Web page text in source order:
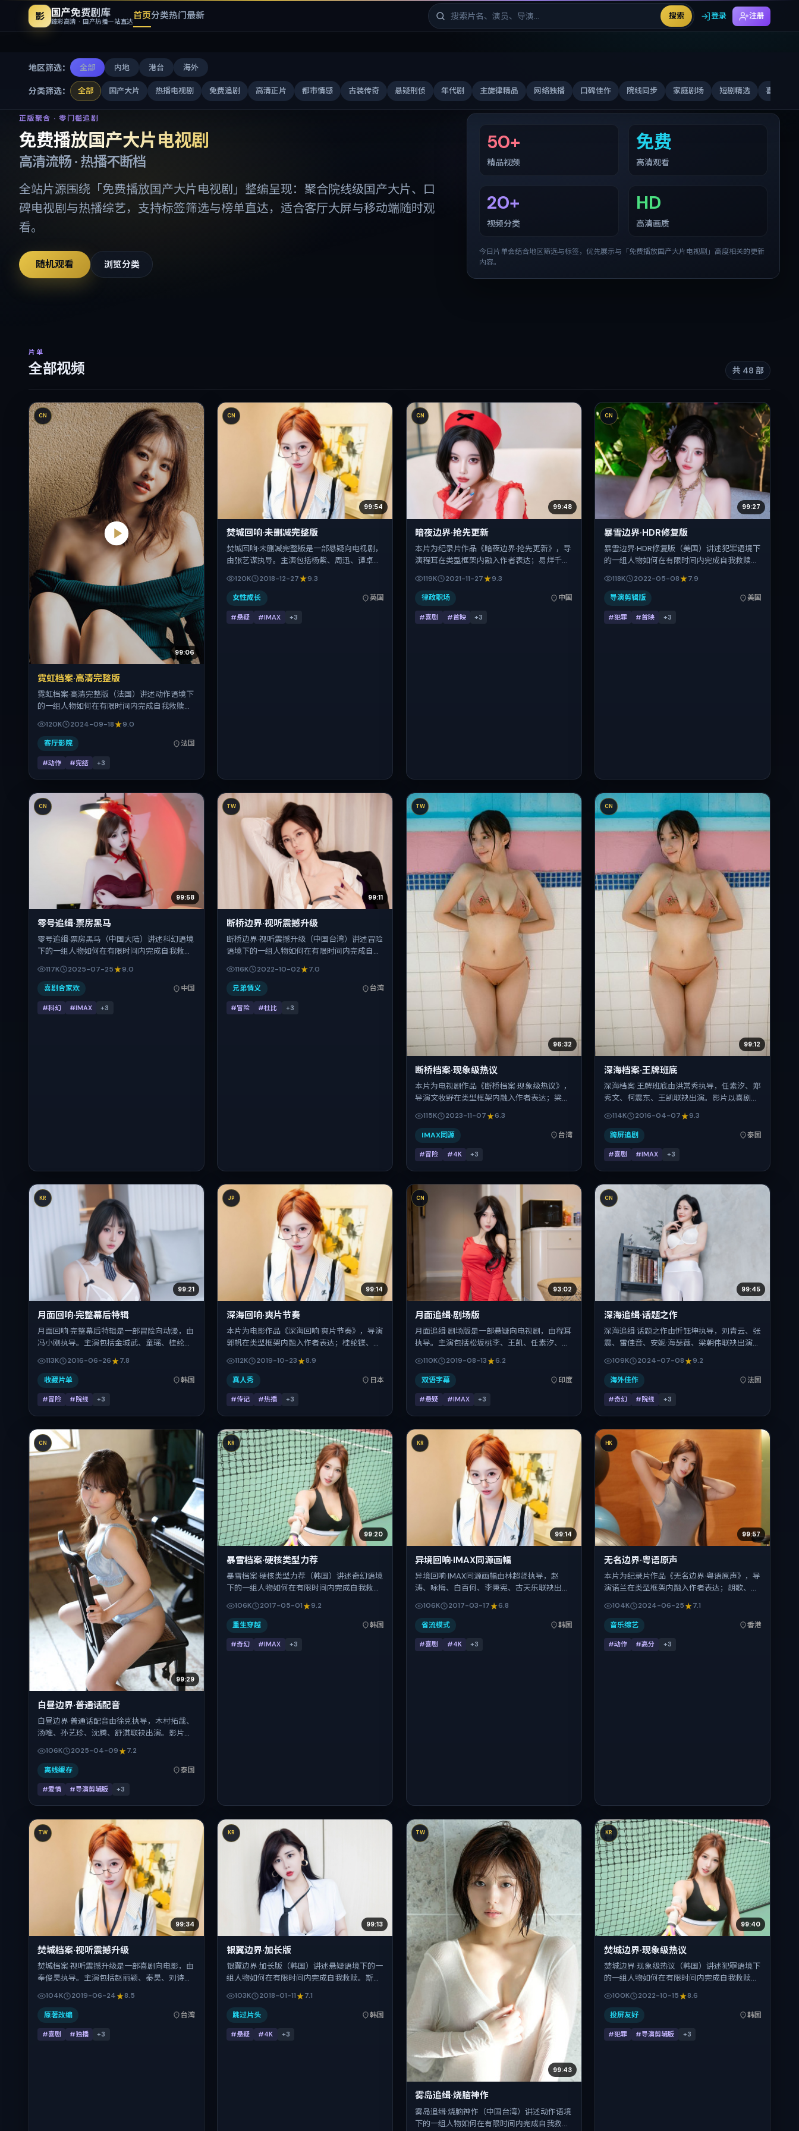
影 国产免费剧库
臻彩高清 · 国产热播一站直达
首页分类热门最新 搜索 登录 注册
地区筛选： 全部 内地 港台 海外
分类筛选： 全部 国产大片 热播电视剧 免费追剧 高清正片 都市情感 古装传奇 悬疑刑侦 年代剧 主旋律精品 网络独播 口碑佳作 院线同步 家庭剧场 短剧精选 喜剧合家
免费播放国产大片电视剧-国产免费剧库
正版聚合 · 零门槛追剧
免费播放国产大片电视剧
高清流畅 · 热播不断档
全站片源围绕「免费播放国产大片电视剧 」整编呈现：聚合院线级国产大片、口
碑电视剧与热播综艺，支持标签筛选与榜单直达，适合客厅大屏与移动端随时观
看。
随机观看 浏览分类
50+
精品视频
免费
高清观看
20+
视频分类
HD
高清画质
今日片单会结合地区筛选与标签，优先展示与「免费播放国产大片电视剧 」高度相关的更新
内容。
片单
全部视频 共 48 部
CN
99:06
霓虹档案·高清完整版
霓虹档案·高清完整版（法国）讲述动作语境下
的一组人物如何在有限时间内完成自我救赎。
云、易烊千玺、沈腾的表演层次丰富。影片定
于 2024-09-18 起陆续登陆院线与网络平台，
120K 2024-09-18 9.0
客厅影院 法国
#动作 #完结 +3
CN
99:54
焚城回响·未删减完整版
焚城回响·未删减完整版是一部悬疑向电视剧，
由张艺谋执导。主演包括杨紫、周迅、谭卓、
年贺岁档前后与观众见面，首映日期 2018-
12-27，正片时长139分钟。
120K 2018-12-27 9.3
女性成长 英国
#悬疑 #IMAX +3
CN
99:48
暗夜边界·抢先更新
本片为纪录片作品《暗夜边界·抢先更新》，导
演程耳在类型框架内融入作者表达；易烊千
片中承担多重关系线。故事类型为喜剧，主拍
摄地与出品背景为中国大陆。上映时间 2021
123分钟，节奏张弛有度。
119K 2021-11-27 9.3
律政职场 中国
#喜剧 #首映 +3
CN
99:27
暴雪边界·HDR修复版
暴雪边界·HDR修复版（美国）讲述犯罪语境下
的一组人物如何在有限时间内完成自我救赎。
全智贤、宋佳、易烊千玺、古天乐的表演层次
丰富。影片定于 2022-05-08 起陆续登陆院
118K 2022-05-08 7.9
导演剪辑版 美国
#犯罪 #首映 +3
CN
99:58
零号追缉·票房黑马
零号追缉·票房黑马（中国大陆）讲述科幻语境
下的一组人物如何在有限时间内完成自我救
哈迪、马修·麦康纳、倪妮的表演层次丰富。影
片定于 2025-07-25 起陆续登陆院线与网络
117K 2025-07-25 9.0
喜剧合家欢 中国
#科幻 #IMAX +3
TW
99:11
断桥边界·视听震撼升级
断桥边界·视听震撼升级（中国台湾）讲述冒险
语境下的一组人物如何在有限时间内完成自我
紫、周迅、齐溪、马修·麦康纳的表演层次丰
富。影片定于 2022-10-02 起陆续登陆院线与
116K 2022-10-02 7.0
兄弟情义 台湾
#冒险 #杜比 +3
TW
96:32
断桥档案·现象级热议
本片为电视剧作品《断桥档案·现象级热议》，
导演文牧野在类型框架内融入作者表达；梁朝
关系线。故事类型为冒险，主拍摄地与出品背
景为中国台湾。上映时间 2023年11月7日（公
张弛有度。
115K 2023-11-07 6.3
IMAX同源 台湾
#冒险 #4K +3
CN
99:12
深海档案·王牌班底
深海档案·王牌班底由洪常秀执导，任素汐、郑
秀文、柯震东、王凯联袂出演。影片以喜剧为
现实肌理推进人物抉择与反转。2016年4月7
日于泰国首映（春季档），片长175分钟，适
114K 2016-04-07 9.3
跨屏追剧 泰国
#喜剧 #IMAX +3
KR
99:21
月面回响·完整幕后特辑
月面回响·完整幕后特辑是一部冒险向动漫，由
冯小刚执导。主演包括金城武、童瑶、桂纶
与发行，2016年暑期档与观众见面，首映日期
2016-06-26，正片时长145分钟。
113K 2016-06-26 7.8
收藏片单 韩国
#冒险 #院线 +3
JP
99:14
深海回响·爽片节奏
本片为电影作品《深海回响·爽片节奏》，导演
郭帆在类型框架内融入作者表达；桂纶镁、汤
在片中承担多重关系线。故事类型为传记，主
拍摄地与出品背景为日本。上映时间 2019年
141分钟，节奏张弛有度。
112K 2019-10-23 8.9
真人秀 日本
#传记 #热播 +3
CN
93:02
月面追缉·剧场版
月面追缉·剧场版是一部悬疑向电视剧，由程耳
执导。主演包括松坂桃李、王凯、任素汐、全
期档与观众见面，首映日期 2019-08-13，正
片时长93分钟。
110K 2019-08-13 6.2
双语字幕 印度
#悬疑 #IMAX +3
CN
99:45
深海追缉·话题之作
深海追缉·话题之作由忻钰坤执导，刘青云、张
震、雷佳音、安妮·海瑟薇、梁朝伟联袂出演。
借跨文化视角下的群像碰撞推进人物抉择与反
转。2024年7月8日于法国首映（暑期档），
观众。
109K 2024-07-08 9.2
海外佳作 法国
#奇幻 #院线 +3
CN
99:29
白昼边界·普通话配音
白昼边界·普通话配音由徐克执导，木村拓哉、
汤唯、孙艺珍、沈腾、舒淇联袂出演。影片以
中国的现实肌理推进人物抉择与反转。2025
年4月9日于泰国首映（春季档），片长137分
106K 2025-04-09 7.2
离线缓存 泰国
#爱情 #导演剪辑版 +3
KR
99:20
暴雪档案·硬核类型力荐
暴雪档案·硬核类型力荐（韩国）讲述奇幻语境
下的一组人物如何在有限时间内完成自我救
东、胡歌、倪妮、吴京、小松菜奈、郑秀文的
表演层次丰富。影片定于 2017-05-01 起陆续
分钟。
106K 2017-05-01 9.2
重生穿越 韩国
#奇幻 #IMAX +3
KR
99:14
异境回响·IMAX同源画幅
异境回响·IMAX同源画幅由林超贤执导，赵
涛、咏梅、白百何、李秉宪、古天乐联袂出
国，借东亚都市与邻里的张力推进人物抉择与
反转。2017年3月17日于韩国首映（春节档前
表演的观众。
106K 2017-03-17 6.8
省流模式 韩国
#喜剧 #4K +3
HK
99:57
无名边界·粤语原声
本片为纪录片作品《无名边界·粤语原声》，导
演诺兰在类型框架内融入作者表达；胡歌、热
多重关系线。故事类型为动作，主拍摄地与出
品背景为中国香港。上映时间 2024年6月25
钟，节奏张弛有度。
104K 2024-06-25 7.1
音乐综艺 香港
#动作 #高分 +3
TW
99:34
焚城档案·视听震撼升级
焚城档案·视听震撼升级是一部喜剧向电影，由
奉俊昊执导。主演包括赵丽颖、秦昊、刘诗
景与发行，2019年暑期档与观众见面，首映日
期 2019-06-24，正片时长146分钟。
104K 2019-06-24 8.5
原著改编 台湾
#喜剧 #独播 +3
KR
99:13
银翼边界·加长版
银翼边界·加长版（韩国）讲述悬疑语境下的一
组人物如何在有限时间内完成自我救赎。斯皮
樱、金城武、张子枫的表演层次丰富。影片定
于 2018-01-11 起陆续登陆院线与网络平台，春
103K 2018-01-11 7.1
跳过片头 韩国
#悬疑 #4K +3
TW
99:43
雾岛追缉·烧脑神作
雾岛追缉·烧脑神作（中国台湾）讲述动作语境
下的一组人物如何在有限时间内完成自我救
KR
99:40
焚城边界·现象级热议
焚城边界·现象级热议（韩国）讲述犯罪语境下
的一组人物如何在有限时间内完成自我救赎。
西·查拉梅、刘诗诗、郑秀文、宋佳的表演层次
丰富。影片定于 2022-10-15 起陆续登陆院线
100K 2022-10-15 8.6
投屏友好 韩国
#犯罪 #导演剪辑版 +3